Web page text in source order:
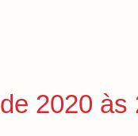
2020 às